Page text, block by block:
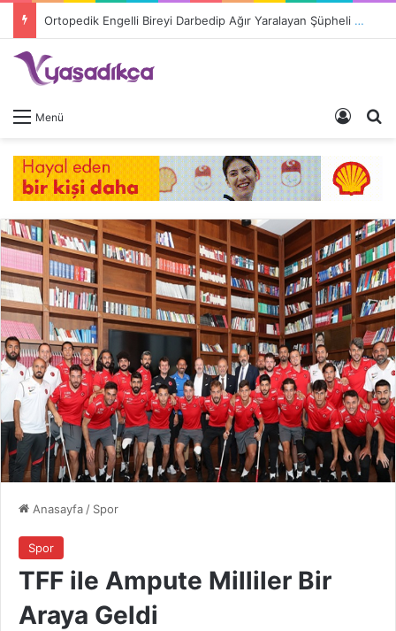
Ortopedik Engelli Bireyi Darbedip Ağır Yaralayan Şüpheli Tutuklandı
Menü Giriş
Anasayfa / Spor
Spor
TFF ile Ampute Milliler Bir
Araya Geldi